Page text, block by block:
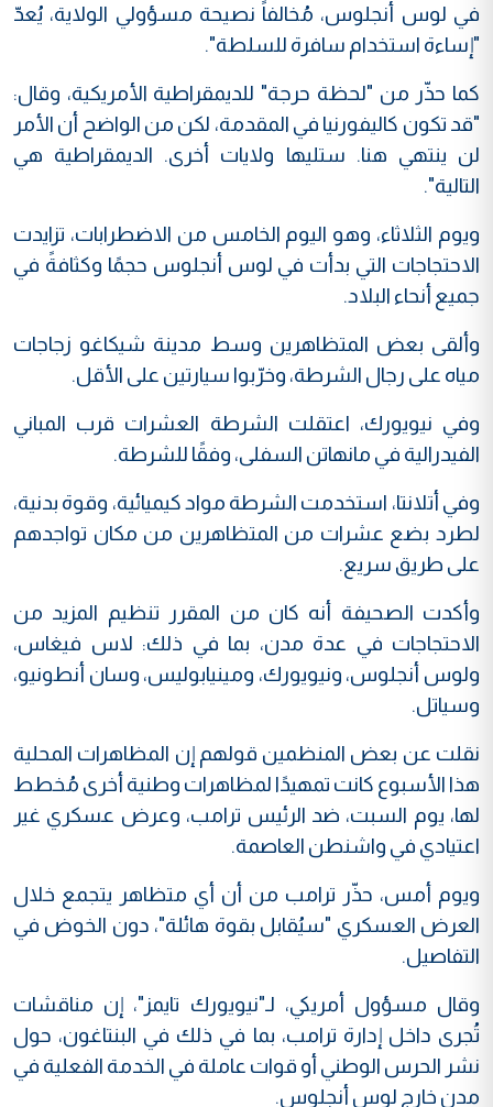
في لوس أنجلوس، مُخالفاً نصيحة مسؤولي الولاية، يُعدّ
"إساءة استخدام سافرة للسلطة".
كما حذّر من "لحظة حرجة" للديمقراطية الأمريكية، وقال:
"قد تكون كاليفورنيا في المقدمة، لكن من الواضح أن الأمر
لن ينتهي هنا. ستليها ولايات أخرى. الديمقراطية هي
التالية".
ويوم الثلاثاء، وهو اليوم الخامس من الاضطرابات، تزايدت
الاحتجاجات التي بدأت في لوس أنجلوس حجمًا وكثافةً في
جميع أنحاء البلاد.
وألقى بعض المتظاهرين وسط مدينة شيكاغو زجاجات
مياه على رجال الشرطة، وخرّبوا سيارتين على الأقل.
وفي نيويورك، اعتقلت الشرطة العشرات قرب المباني
الفيدرالية في مانهاتن السفلى، وفقًا للشرطة.
وفي أتلانتا، استخدمت الشرطة مواد كيميائية، وقوة بدنية،
لطرد بضع عشرات من المتظاهرين من مكان تواجدهم
على طريق سريع.
وأكدت الصحيفة أنه كان من المقرر تنظيم المزيد من
الاحتجاجات في عدة مدن، بما في ذلك: لاس فيغاس،
ولوس أنجلوس، ونيويورك، ومينيابوليس، وسان أنطونيو،
وسياتل.
نقلت عن بعض المنظمين قولهم إن المظاهرات المحلية
هذا الأسبوع كانت تمهيدًا لمظاهرات وطنية أخرى مُخطط
لها، يوم السبت، ضد الرئيس ترامب، وعرض عسكري غير
اعتيادي في واشنطن العاصمة.
ويوم أمس، حذّر ترامب من أن أي متظاهر يتجمع خلال
العرض العسكري "سيُقابل بقوة هائلة"، دون الخوض في
التفاصيل.
وقال مسؤول أمريكي، لـ"نيويورك تايمز"، إن مناقشات
تُجرى داخل إدارة ترامب، بما في ذلك في البنتاغون، حول
نشر الحرس الوطني أو قوات عاملة في الخدمة الفعلية في
مدن خارج لوس أنجلوس.